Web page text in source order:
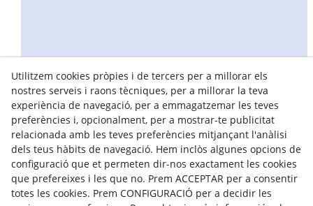
Utilitzem cookies pròpies i de tercers per a millorar els
nostres serveis i raons tècniques, per a millorar la teva
experiència de navegació, per a emmagatzemar les teves
preferències i, opcionalment, per a mostrar-te publicitat
relacionada amb les teves preferències mitjançant l'anàlisi
dels teus hàbits de navegació. Hem inclòs algunes opcions de
configuració que et permeten dir-nos exactament les cookies
que prefereixes i les que no. Prem ACCEPTAR per a consentir
totes les cookies. Prem CONFIGURACIÓ per a decidir les